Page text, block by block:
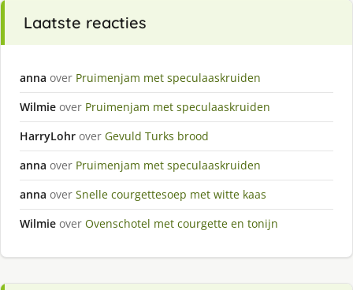
Laatste reacties
anna over Pruimenjam met speculaaskruiden
Wilmie over Pruimenjam met speculaaskruiden
HarryLohr over Gevuld Turks brood
anna over Pruimenjam met speculaaskruiden
anna over Snelle courgettesoep met witte kaas
Wilmie over Ovenschotel met courgette en tonijn